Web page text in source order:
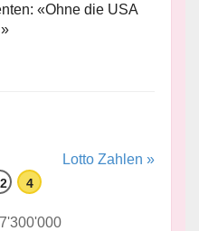
«Ohne die USA
Lotto Zahlen »
4